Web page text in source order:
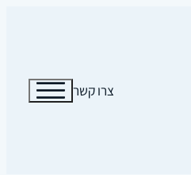
צרו קשר